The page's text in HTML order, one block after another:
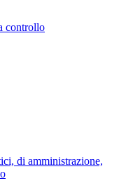
controllo
di amministrazione,